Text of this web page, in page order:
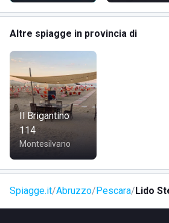
centrale lungo il lungomare di
comodamente raggiunto a piedi, in
mediante i mezzi pubblici. La
distanza dal centro di Pescara,
destinazione ideale per una giornata
complicazioni logistiche.
Altre spiagge in provincia di
Il Brigantino
114
Montesilvano
Spiagge.it Abruzzo Pescara Lido